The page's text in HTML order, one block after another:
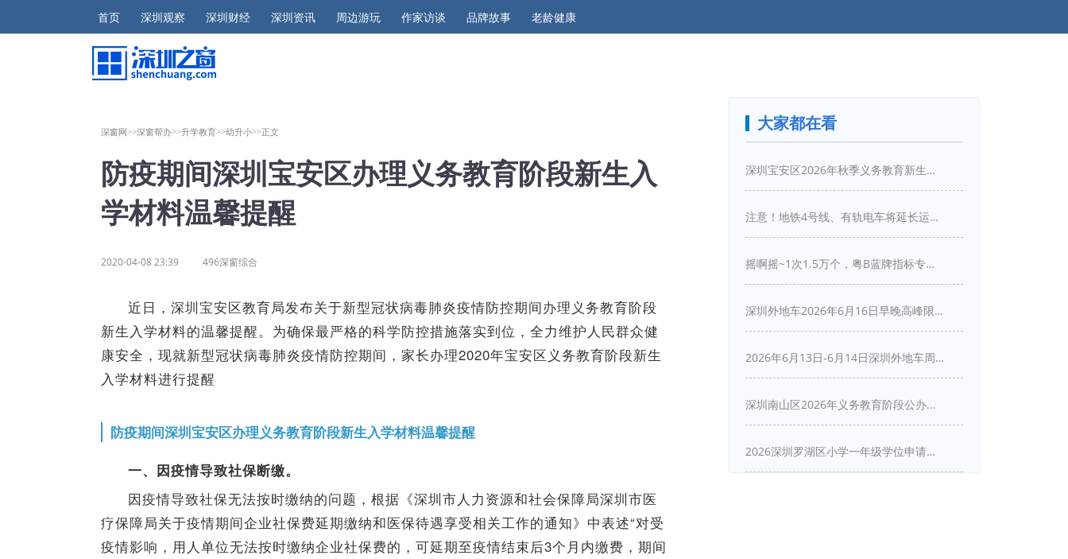
首页 深圳观察 深圳财经 深圳资讯 周边游玩 作家访谈 品牌故事 老龄健康
深窗网>>深窗帮办>>升学教育>>幼升小>>正文
防疫期间深圳宝安区办理义务教育阶段新生入
学材料温馨提醒
2020-04-08 23:39 496深窗综合
近日，深圳宝安区教育局发布关于新型冠状病毒肺炎疫情防控期间办理义务教育阶段
新生入学材料的温馨提醒。为确保最严格的科学防控措施落实到位，全力维护人民群众健
康安全，现就新型冠状病毒肺炎疫情防控期间，家长办理2020年宝安区义务教育阶段新生
入学材料进行提醒
防疫期间深圳宝安区办理义务教育阶段新生入学材料温馨提醒
一、因疫情导致社保断缴。
因疫情导致社保无法按时缴纳的问题，根据《深圳市人力资源和社会保障局深圳市医
疗保障局关于疫情期间企业社保费延期缴纳和医保待遇享受相关工作的通知》中表述“对受
疫情影响，用人单位无法按时缴纳企业社保费的，可延期至疫情结束后3个月内缴费，期间
大家都在看
深圳宝安区2026年秋季义务教育新生入学指引
注意！地铁4号线、有轨电车将延长运营服务！
摇啊摇~1次1.5万个，粤B蓝牌指标专项摇号又来啦！
深圳外地车2026年6月16日早晚高峰限行详情
2026年6月13日-6月14日深圳外地车周末限行吗
深圳南山区2026年义务教育阶段公办学校新生入学申请指南
2026深圳罗湖区小学一年级学位申请指南